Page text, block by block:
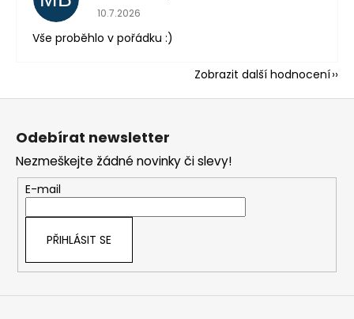
Hodnocení obchodu je 5 z 5 hvězdiček.
10.7.2026
Vše proběhlo v pořádku :)
Zobrazit další hodnocení
Odebírat newsletter
Nezmeškejte žádné novinky či slevy!
E-mail
PŘIHLÁSIT SE